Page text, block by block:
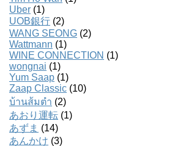
Uber (1)
UOB銀行 (2)
WANG SEONG (2)
Wattmann (1)
WINE CONNECTION (1)
wongnai (1)
Yum Saap (1)
Zaap Classic (10)
บ้านส้มตํา (2)
あおり運転 (1)
あずま (14)
あんかけ (3)